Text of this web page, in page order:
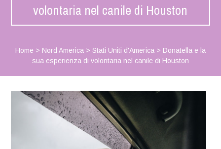
volontaria nel canile di Houston
Home > Nord America > Stati Uniti d'America > Donatella e la
sua esperienza di volontaria nel canile di Houston